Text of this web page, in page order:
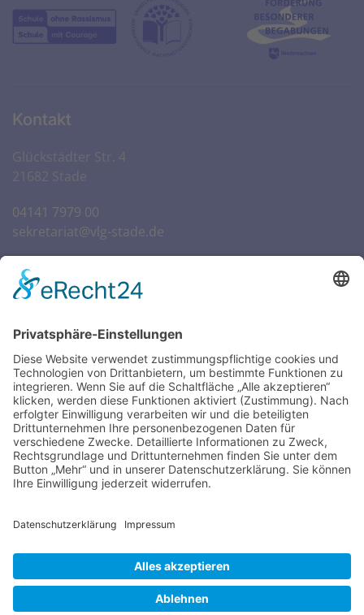
Kontakt
04141 7979 00
sekretariat@vlg-stade.de
Öffnungszeiten Sekretariat
SCHULWOCHEN:
Mo. – Do.
07:30 – 16:00 Uhr
Fr.
07:30 – 14:00 Uhr